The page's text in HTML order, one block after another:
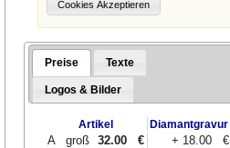
Preise Texte
Logos & Bilder
Artikel Diamantgravur
A groß 32.00 €
+ 18.00 €